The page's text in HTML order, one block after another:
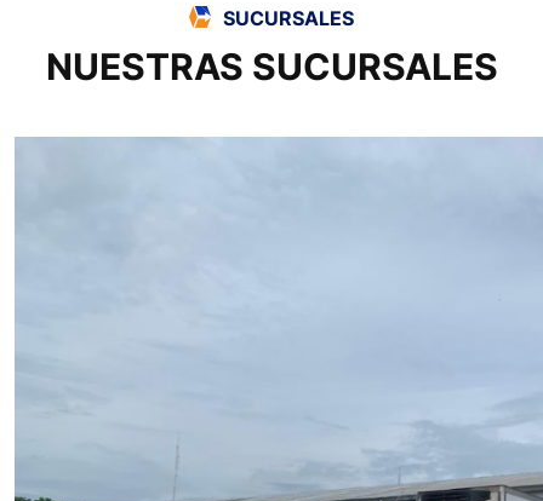
SUCURSALES
NUESTRAS SUCURSALES